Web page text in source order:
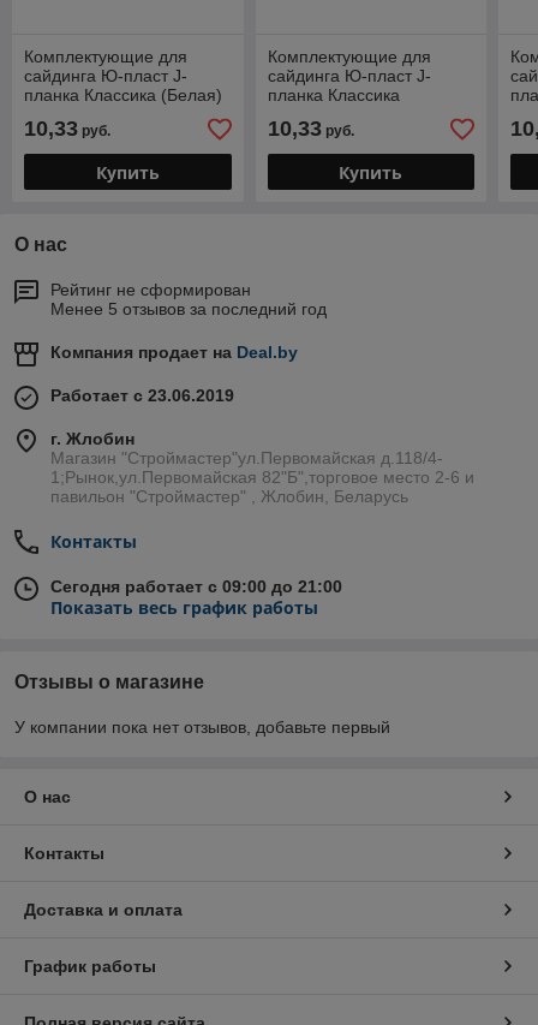
Комплектующие для
сайдинга Ю-пласт J-
планка Классика (Белая)
10,33 руб.
Купить
Комплектующие для
сайдинга Ю-пласт J-
планка Классика
10,33руб.
Купить
О нас
Рейтинг не сформирован
Менее 5 отзывов за последний год
Компания продает на Deal.by
Работает с 23.06.2019
г. Жлобин
Магазин "Строймастер"ул.Первомайская д.118/4-
1;Рынок,ул.Первомайская 82"Б",торговое место 2-6 и
павильон "Строймастер" , Жлобин, Беларусь
Контакты
Сегодня работает с 09:00 до 21:00
Показать весь график работы
Отзывы о магазине
У компании пока нет отзывов, добавьте первый
О нас
Контакты
Доставка и оплата
График работы